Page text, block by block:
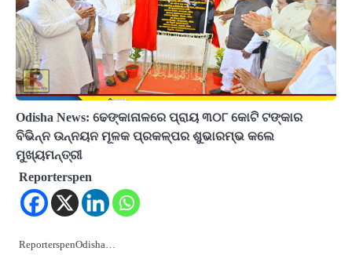
Odisha News: ଢେଙ୍କାନାଳରେ ପ୍ରାୟ ୩୦୮ କୋଟି ଟଙ୍କାର
ବିଭିନ୍ନ ଉନ୍ନୟନ ମୂଳକ ପ୍ରକଳ୍ପର ଶୁଭାରମ୍ଭ କଲେ
ମୁଖ୍ୟମନ୍ତ୍ରୀ
Reporterspen
ReporterspenOdisha…